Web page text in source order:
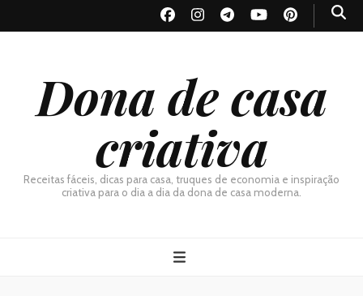
Dona de casa
criativa
Receitas fáceis, dicas para casa, truques de economia e inspiração
criativa para o dia a dia da dona de casa moderna.